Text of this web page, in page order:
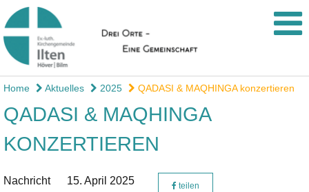
Home Aktuelles 2025 QADASI & MAQHINGA konzertieren
QADASI & MAQHINGA
KONZERTIEREN
Nachricht 15. April 2025 teilen